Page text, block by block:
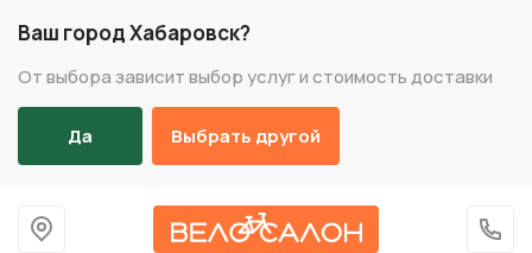
Ваш город Хабаровск?
От выбора зависит выбор услуг и стоимость доставки
Да Выбрать другой
На главную
+7